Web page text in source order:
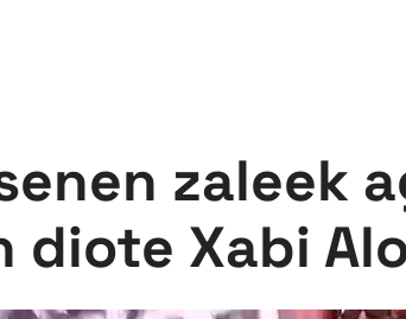
zaleek
diote Xabi